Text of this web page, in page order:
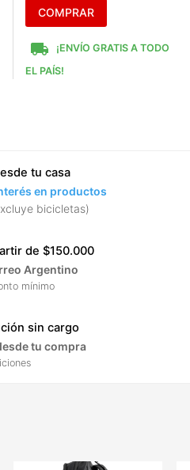
COMPRAR
local_shipping
¡ENVÍO GRATIS A TODO
EL PAÍS!
tu casa
en productos
bicicletas)
de $150.000
Argentino
mínimo
sin cargo
tu compra